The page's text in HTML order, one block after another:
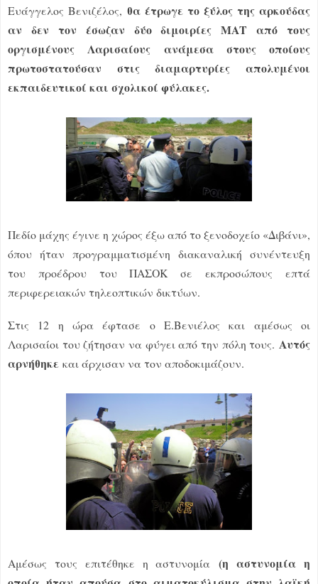
Ευάγγελος Βενιζέλος, θα έτρωγε το ξύλος της αρκούδας
αν δεν τον έσωζαν δύο διμοιρίες ΜΑΤ από τους
οργισμένους Λαρισαίους ανάμεσα στους οποίους
πρωτοστατούσαν στις διαμαρτυρίες απολυμένοι
εκπαιδευτικοί και σχολικοί φύλακες.
Πεδίο μάχης έγινε η χώρος έξω από το ξενοδοχείο «Διβάνι»,
όπου ήταν προγραμματισμένη διακαναλική συνέντευξη
του προέδρου του ΠΑΣΟΚ σε εκπροσώπους επτά
περιφερειακών τηλεοπτικών δικτύων.
Στις 12 η ώρα έφτασε ο Ε.Βενιέλος και αμέσως οι
Λαρισαίοι του ζήτησαν να φύγει από την πόλη τους. Αυτός
αρνήθηκε και άρχισαν να τον αποδοκιμάζουν.
Αμέσως τους επιτέθηκε η αστυνομία(η αστυνομία η